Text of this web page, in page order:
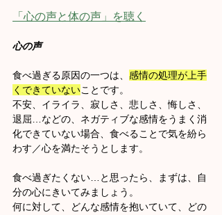
「心の声と体の声」を聴く
心の声
食べ過ぎる原因の一つは、 感情の処理が上手
くできていないことです。
不安、イライラ、寂しさ、悲しさ、悔しさ、
退屈…などの、ネガティブな感情をうまく消
化できていない場合、食べることで気を紛ら
わす／心を満たそうとします。
食べ過ぎたくない…と思ったら、まずは、自
分の心にきいてみましょう。
何に対して、どんな感情を抱いていて、どの